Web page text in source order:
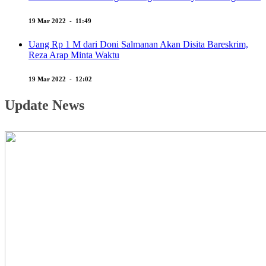
19 Mar 2022 - 11:49
Uang Rp 1 M dari Doni Salmanan Akan Disita Bareskrim,
Reza Arap Minta Waktu
19 Mar 2022 - 12:02
Update News